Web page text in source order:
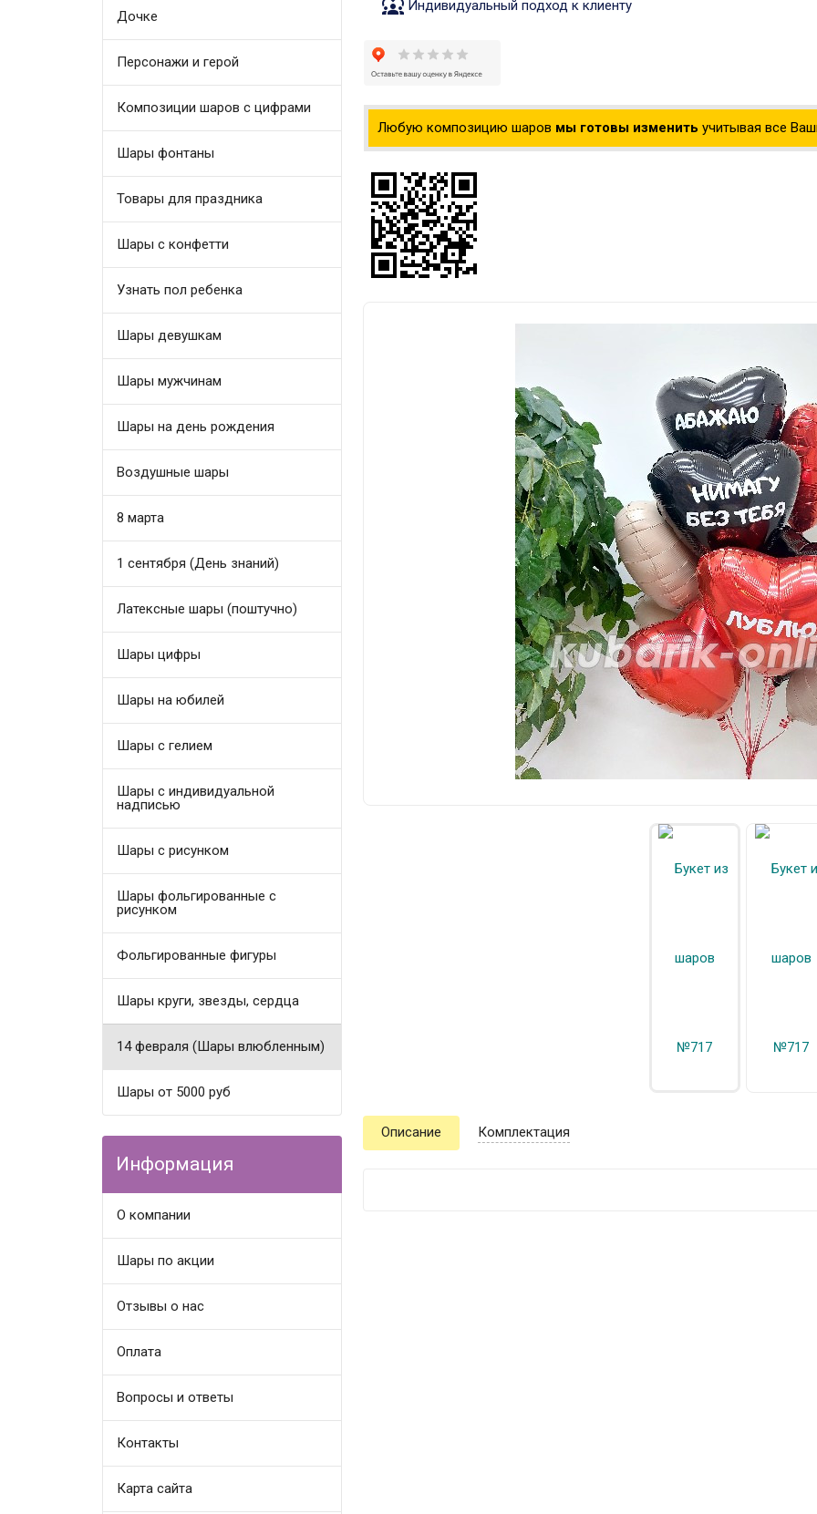
Дочке
Персонажи и герой
Композиции шаров с цифрами
Шары фонтаны
Товары для праздника
Шары с конфетти
Узнать пол ребенка
Шары девушкам
Шары мужчинам
Шары на день рождения
Воздушные шары
8 марта
1 сентября (День знаний)
Латексные шары (поштучно)
Шары цифры
Шары на юбилей
Шары с гелием
Шары с индивидуальной
надписью
Шары с рисунком
Шары фольгированные с
рисунком
Фольгированные фигуры
Шары круги, звезды, сердца
14 февраля (Шары влюбленным)
Шары от 5000 руб
Информация
О компании
Шары по акции
Отзывы о нас
Оплата
Вопросы и ответы
Контакты
Карта сайта
diversity_1Индивидуальный подход к клиенту
Любую композицию шаров мы готовы изменить учитывая все
Описание Комплектация